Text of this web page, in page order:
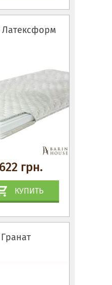
Латексформ
грн.
КУПИТЬ